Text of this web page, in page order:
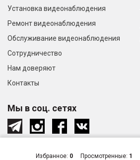
Избранное: 0 Просмотренные: 1
Установка видеонаблюдения
Ремонт видеонаблюдения
Обслуживание видеонаблюдения
Сотрудничество
Нам доверяют
Контакты
Мы в соц. сетях